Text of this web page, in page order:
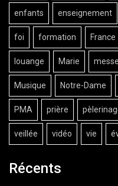
enfants enseignement
foi formation France
louange Marie messe
Musique Notre-Dame
PMA prière
veillée vidéo vie
Récents